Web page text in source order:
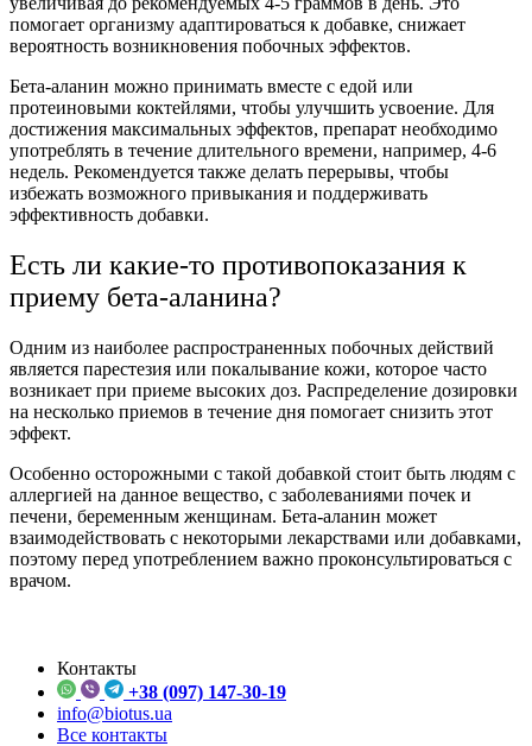
помогает организму адаптироваться к добавке, снижает
вероятность возникновения побочных эффектов.
Бета-аланин можно принимать вместе с едой или
протеиновыми коктейлями, чтобы улучшить усвоение. Для
достижения максимальных эффектов, препарат необходимо
употреблять в течение длительного времени, например, 4-6
недель. Рекомендуется также делать перерывы, чтобы
избежать возможного привыкания и поддерживать
эффективность добавки.
Есть ли какие-то противопоказания к
приему бета-аланина?
Одним из наиболее распространенных побочных действий
является парестезия или покалывание кожи, которое часто
возникает при приеме высоких доз. Распределение дозировки
на несколько приемов в течение дня помогает снизить этот
эффект.
Особенно осторожными с такой добавкой стоит быть людям с
аллергией на данное вещество, с заболеваниями почек и
печени, беременным женщинам. Бета-аланин может
взаимодействовать с некоторыми лекарствами или добавками,
поэтому перед употреблением важно проконсультироваться с
врачом.
Контакты
+38 (097) 147-30-19
info@biotus.ua
Все контакты